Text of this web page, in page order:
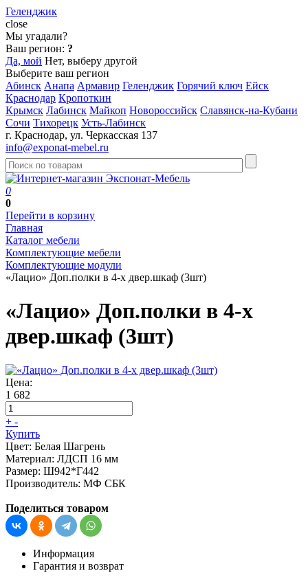
Геленджик
close
Мы угадали?
Ваш регион: ?
Да, мой Нет, выберу другой
Выберите ваш регион
Абинск Анапа Армавир Геленджик Горячий ключ Ейск
Краснодар Кропоткин
Крымск Лабинск Майкоп Новороссийск Славянск-на-Кубани
Сочи Тихорецк Усть-Лабинск
г. Краснодар, ул. Черкасская 137
info@exponat-mebel.ru
0
0
Перейти в корзину
Главная
Каталог мебели
Комплектующие мебели
Комплектующие модули
«Лацио» Доп.полки в 4-х двер.шкаф (3шт)
«Лацио» Доп.полки в 4-х
двер.шкаф (3шт)
Цена:
1 682
+ -
Купить
Цвет: Белая Шагрень
Материал: ЛДСП 16 мм
Размер: Ш942*Г442
Производитель: МФ СБК
Поделиться товаром
Информация
Гарантия и возврат